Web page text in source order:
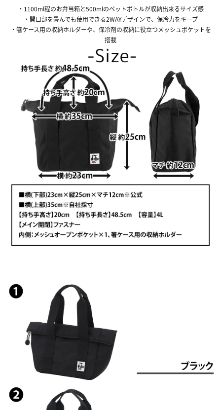
・1100ml程のお弁当箱と500mlのペットボトルが収納出来るサイズ感
・開口部を畳んでも使用できる2WAYデザインで、保冷力をキープ
・箸ケース用の収納ホルダーや、保冷剤の収納に役立つメッシュポケットを
搭載